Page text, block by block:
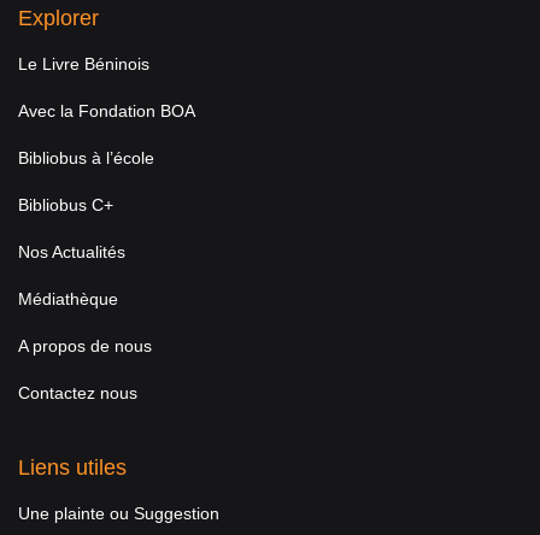
Explorer
Le Livre Béninois
Avec la Fondation BOA
Bibliobus à l’école
Bibliobus C+
Nos Actualités
Médiathèque
A propos de nous
Contactez nous
Liens utiles
Une plainte ou Suggestion